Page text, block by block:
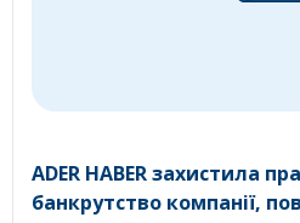
ADER HABER захистила
банкрутство компанії,